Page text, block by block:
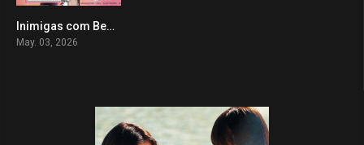
0
Inimigas com Benefícios
May. 03, 2026